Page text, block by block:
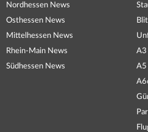
Nordhessen News
Osthessen News
Mittelhessen News
Rhein-Main News
Südhessen News
A3
A5